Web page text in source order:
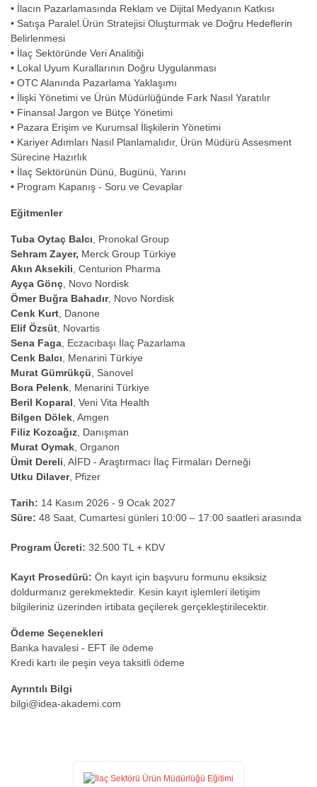
• İlacın Pazarlamasında Reklam ve Dijital Medyanın Katkısı
• Satışa Paralel Ürün Stratejisi Oluşturmak ve Doğru Hedeflerin
Belirlenmesi
• İlaç Sektöründe Veri Analitiği
• Lokal Uyum Kurallarının Doğru Uygulanması
• OTC Alanında Pazarlama Yaklaşımı
• İlişki Yönetimi ve Ürün Müdürlüğünde Fark Nasıl Yaratılır
• Finansal Jargon ve Bütçe Yönetimi
• Pazara Erişim ve Kurumsal İlişkilerin Yönetimi
• Kariyer Adımları Nasıl Planlamalıdır, Ürün Müdürü Assesment
Sürecine Hazırlık
• İlaç Sektörünün Dünü, Bugünü, Yarını
• Program Kapanış - Soru ve Cevaplar
Eğitmenler
Tuba Oytaç Balcı , Pronokal Group
Sehram Zayer, Merck Group Türkiye
Akın Aksekili , Centurion Pharma
Ayça Gönç , Novo Nordisk
Ömer Buğra Bahadır, Novo Nordisk
Cenk Kurt , Danone
Elif Özsüt , Novartis
Sena Faga , Eczacıbaşı İlaç Pazarlama
Cenk Balcı , Menarini Türkiye
Murat Gümrükçü , Sanovel
Bora Pelenk , Menarini Türkiye
Beril Koparal , Veni Vita Health
Bilgen Dölek , Amgen
Filiz Kozcağız , Danışman
Murat Oymak , Organon
Ümit Dereli , AİFD - Araştırmacı İlaç Firmaları Derneği
Utku Dilaver, Pfizer
Tarih: 14 Kasım 2026 - 9 Ocak 2027
Süre: 48 Saat, Cumartesi günleri 10:00 – 17:00 saatleri arasında
Program Ücreti: 32.500 TL + KDV
Kayıt Prosedürü: Ön kayıt için başvuru formunu eksiksiz
doldurmanız gerekmektedir. Kesin kayıt işlemleri iletişim
bilgileriniz üzerinden irtibata geçilerek gerçekleştirilecektir.
Ödeme Seçenekleri
Banka havalesi - EFT ile ödeme
Kredi kartı ile peşin veya taksitli ödeme
Ayrıntılı Bilgi
bilgi@idea-akademi.com